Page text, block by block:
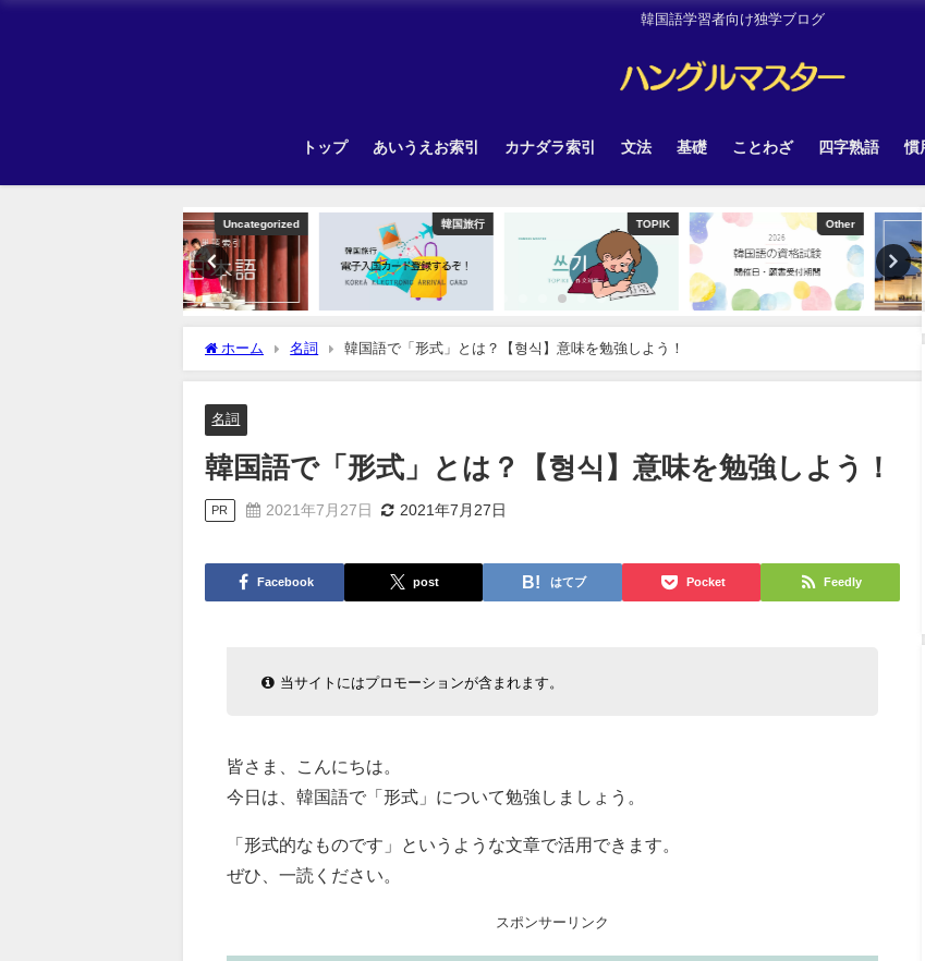
韓国語学習者向け独学ブログ
トップ あいうえお索引 カナダラ索引 文法 基礎 ことわざ 四字熟語 慣
Other Uncategorized
ホーム 名詞 韓国語で「形式」とは？【형식】意味を勉強しよう！
名詞
韓国語で「形式」とは？【형식】意味を勉強しよう！
PR 2021年7月27日 2021年7月27日
Facebook post はてブ Pocket Feedly
当サイトにはプロモーションが含まれます。
皆さま、こんにちは。
今日は、韓国語で「形式」について勉強しましょう。
「形式的なものです」というような文章で活用できます。
ぜひ、一読ください。
スポンサーリンク